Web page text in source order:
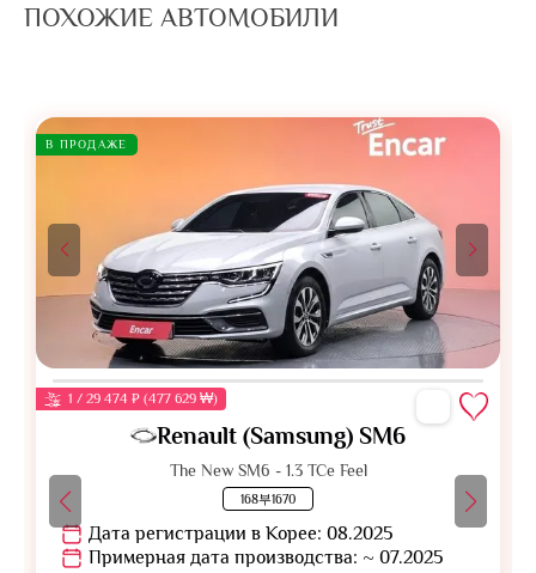
ПОХОЖИЕ АВТОМОБИЛИ
В ПРОДАЖЕ
1 / 29 474 ₽ (477 629 ₩)
Renault (Samsung) SM6
The New SM6 - 1.3 TCe Feel
168부1670
Дата регистрации в Корее: 08.2025
Примерная дата производства: ~ 07.2025